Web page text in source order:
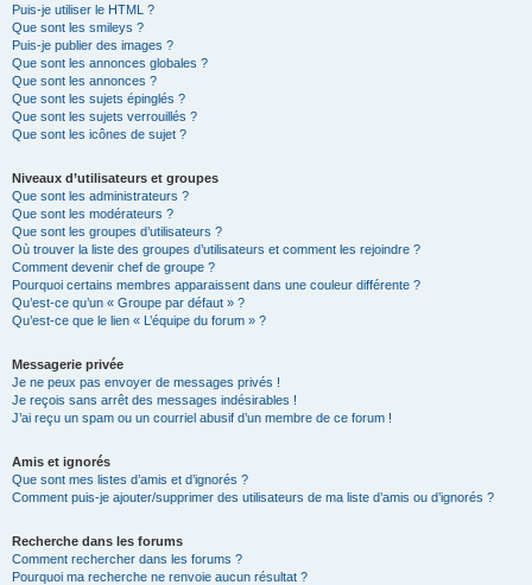
Puis-je utiliser le HTML ?
Que sont les smileys ?
Puis-je publier des images ?
Que sont les annonces globales ?
Que sont les annonces ?
Que sont les sujets épinglés ?
Que sont les sujets verrouillés ?
Que sont les icônes de sujet ?
Niveaux d’utilisateurs et groupes
Que sont les administrateurs ?
Que sont les modérateurs ?
Que sont les groupes d’utilisateurs ?
Où trouver la liste des groupes d’utilisateurs et comment les rejoindre ?
Comment devenir chef de groupe ?
Pourquoi certains membres apparaissent dans une couleur différente ?
Qu’est-ce qu’un « Groupe par défaut » ?
Qu’est-ce que le lien « L’équipe du forum » ?
Messagerie privée
Je ne peux pas envoyer de messages privés !
Je reçois sans arrêt des messages indésirables !
J’ai reçu un spam ou un courriel abusif d’un membre de ce forum !
Amis et ignorés
Que sont mes listes d’amis et d’ignorés ?
Comment puis-je ajouter/supprimer des utilisateurs de ma liste d’amis ou d’ignorés ?
Recherche dans les forums
Comment rechercher dans les forums ?
Pourquoi ma recherche ne renvoie aucun résultat ?